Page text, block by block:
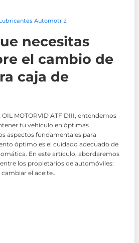
Automotriz
necesitas
el cambio de
caja de
OIL MOTORVID ATF DIII, entendemos
tu vehículo en óptimas
aspectos fundamentales para
óptimo es el cuidado adecuado de
En este artículo, abordaremos
los propietarios de automóviles:
cambiar el aceite…